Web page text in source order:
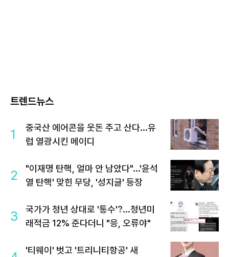
트렌드뉴스
1
중국산 에어콘을 웃돈 주고 산다...유
럽 열광시킨 메이디
2
"이재명 탄핵, 얼마 안 남았다"...'윤석
열 탄핵' 맞힌 무당, '성지글' 등장
3
국가가 청년 상대로 '통수'?...청년미
래적금 12% 준다더니 "응, 오류야"
'티웨이' 벗고 '트리니티항공' 새